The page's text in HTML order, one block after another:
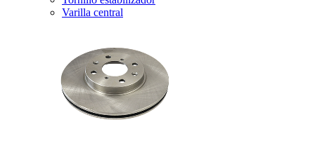
Varilla central